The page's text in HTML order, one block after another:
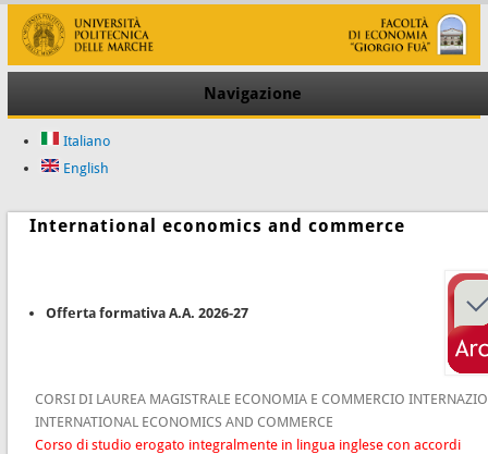
Navigazione
Italiano
English
International economics and commerce
Offerta formativa A.A. 2026-27
CORSI DI LAUREA MAGISTRALE ECONOMIA E COMMERCIO
INTERNATIONAL ECONOMICS AND COMMERCE
Corso di studio erogato integralmente in lingua inglese con accordi